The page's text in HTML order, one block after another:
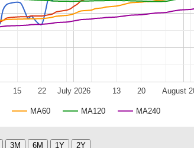
MA60 MA120 MA240
July 2026 August
15 22 13 20